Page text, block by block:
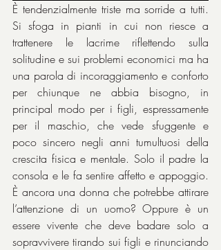
È tendenzialmente triste ma sorride a tutti.
Si sfoga in pianti in cui non riesce a
trattenere le lacrime riflettendo sulla
solitudine e sui problemi economici ma ha
una parola di incoraggiamento e conforto
per chiunque ne abbia bisogno, in
principal modo per i figli, espressamente
per il maschio, che vede sfuggente e
poco sincero negli anni tumultuosi della
crescita fisica e mentale. Solo il padre la
consola e le fa sentire affetto e appoggio.
È ancora una donna che potrebbe attirare
l’attenzione di un uomo? Oppure è un
essere vivente che deve badare solo a
sopravvivere tirando sui figli e rinunciando